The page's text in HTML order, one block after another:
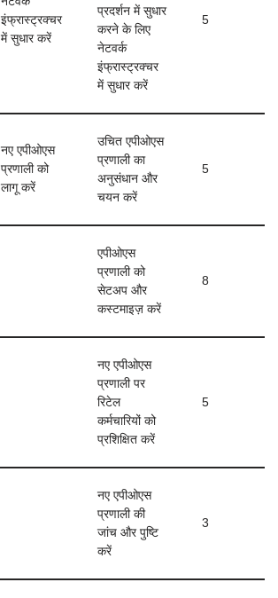
इंफ्रास्ट्रक्चर
में सुधार करें
प्रदर्शन में सुधार
करने के लिए
नेटवर्क
इंफ्रास्ट्रक्चर
में सुधार करें
5
नए एपीओएस
प्रणाली को
लागू करें
उचित एपीओएस
प्रणाली का
अनुसंधान और
चयन करें
5
एपीओएस
प्रणाली को
सेटअप और
कस्टमाइज़ करें
8
नए एपीओएस
प्रणाली पर
रिटेल
कर्मचारियों को
प्रशिक्षित करें
5
नए एपीओएस
प्रणाली की
जांच और पुष्टि
करें
3